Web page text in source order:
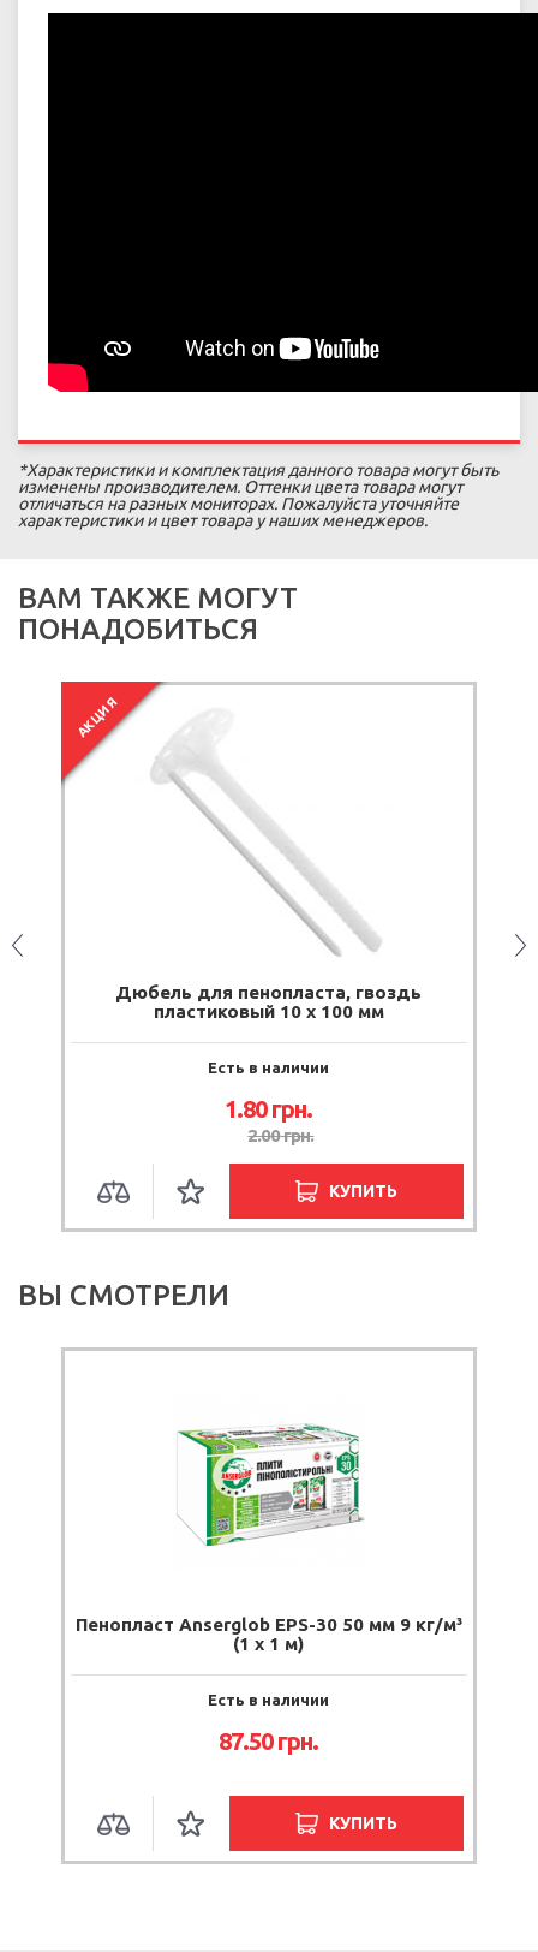
*Характеристики и комплектация данного товара могут быть
изменены производителем. Оттенки цвета товара могут
отличаться на разных мониторах. Пожалуйста уточняйте
характеристики и цвет товара у наших менеджеров.
ВАМ ТАКЖЕ МОГУТ
ПОНАДОБИТЬСЯ
АКЦИЯ
Дюбель для пенопласта, гвоздь
пластиковый 10 х 100 мм
Есть в наличии
1.80грн.
2.00грн.
КУПИТЬ
ВЫ СМОТРЕЛИ
Пенопласт Anserglob EPS-30 50 мм 9 кг/м³
(1 х 1 м)
Есть в наличии
87.50грн.
КУПИТЬ